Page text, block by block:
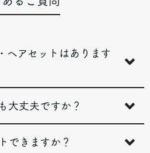
ヘアセットはあります
大丈夫ですか？
できますか？